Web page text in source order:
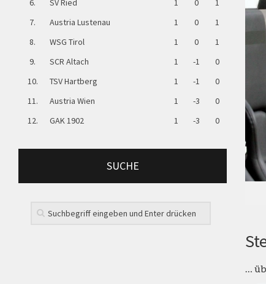
…
6.
SV Ried 1 0
1
7.
Austria Lustenau 1 0
1
8.
WSG Tirol 1 0
1
9.
SCR Altach 1 -1
0
10.
TSV Hartberg 1 -1
0
11.
Austria Wien 1 -3
0
12.
GAK 1902 1 -3 0
SUCHE